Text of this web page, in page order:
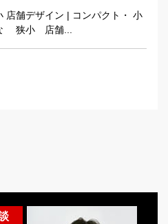
店舗デザイン | コンパクト・ 小
狭小 店舗...